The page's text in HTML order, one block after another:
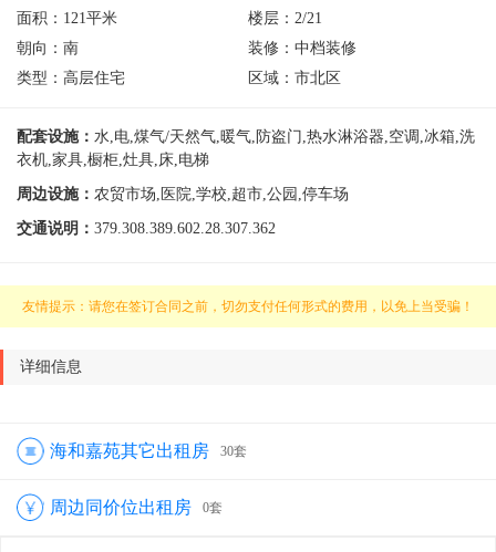
面积： 121平米 楼层： 2/21
朝向： 南 装修： 中档装修
类型： 高层住宅 区域： 市北区
配套设施： 水,电,煤气/天然气,暖气,防盗门,热水淋浴器,空调,冰箱,洗
衣机,家具,橱柜,灶具,床,电梯
周边设施： 农贸市场,医院,学校,超市,公园,停车场
交通说明： 379.308.389.602.28.307.362
友情提示：请您在签订合同之前，切勿支付任何形式的费用，以免上当受骗！
详细信息
海和嘉苑其它出租房 30套
周边同价位出租房 0套